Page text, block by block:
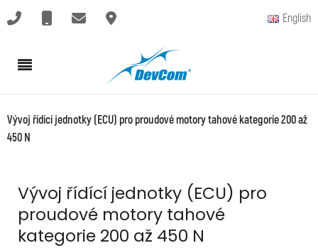
English
Vývoj řídící jednotky (ECU) pro proudové motory tahové kategorie 200 až
450 N
Vývoj řídící jednotky (ECU) pro
proudové motory tahové
kategorie 200 až 450 N